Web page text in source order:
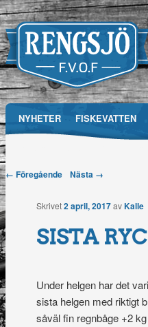
Main menu
Skip
NYHETER FISKEVATTEN
Post navigation
← Föregående Nästa →
SISTA
Skrivet2 april, 2017 avKalle
Under helgen har det
sista helgen med riktigt
såväl fin regnbåge +2